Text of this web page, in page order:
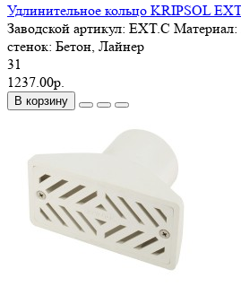
Удлинительное кольцо KRIPSOL
Заводской артикул: EXT.C Материал:
стенок: Бетон, Лайнер
31
1237.00р.
В корзину